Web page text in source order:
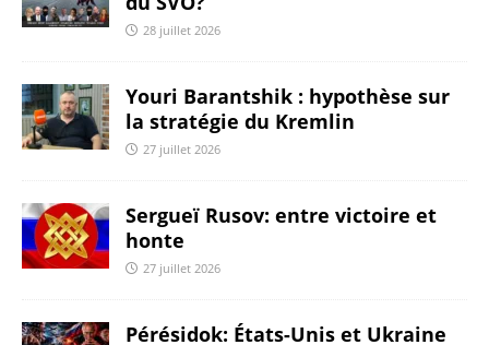
28 juillet 2026
Youri Barantshik : hypothèse sur
la stratégie du Kremlin
27 juillet 2026
Sergueï Rusov: entre victoire et
honte
27 juillet 2026
Pérésidok: États-Unis et Ukraine